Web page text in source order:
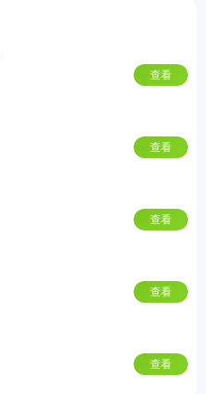
查看
查看
查看
查看
查看